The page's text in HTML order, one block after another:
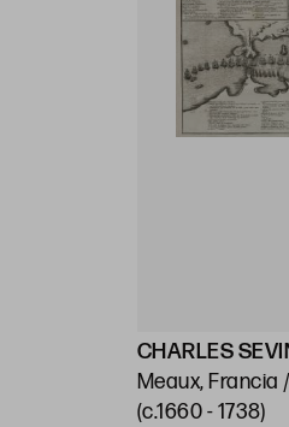
CHARLES
Meaux, Francia
(c.1660 - 1738)